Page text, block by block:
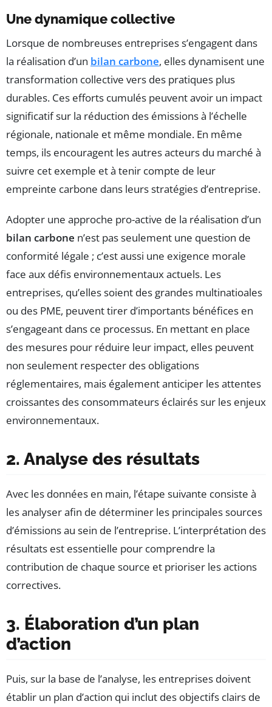
Une dynamique collective
Lorsque de nombreuses entreprises s’engagent dans
la réalisation d’un bilan carbone, elles dynamisent une
transformation collective vers des pratiques plus
durables. Ces efforts cumulés peuvent avoir un impact
significatif sur la réduction des émissions à l’échelle
régionale, nationale et même mondiale. En même
temps, ils encouragent les autres acteurs du marché à
suivre cet exemple et à tenir compte de leur
empreinte carbone dans leurs stratégies d’entreprise.
Adopter une approche pro-active de la réalisation d’un
bilan carbone n’est pas seulement une question de
conformité légale ; c’est aussi une exigence morale
face aux défis environnementaux actuels. Les
entreprises, qu’elles soient des grandes multinatioales
ou des PME, peuvent tirer d’importants bénéfices en
s’engageant dans ce processus. En mettant en place
des mesures pour réduire leur impact, elles peuvent
non seulement respecter des obligations
réglementaires, mais également anticiper les attentes
croissantes des consommateurs éclairés sur les enjeux
environnementaux.
2. Analyse des résultats
Avec les données en main, l’étape suivante consiste à
les analyser afin de déterminer les principales sources
d’émissions au sein de l’entreprise. L’interprétation des
résultats est essentielle pour comprendre la
contribution de chaque source et prioriser les actions
correctives.
3. Élaboration d’un plan
d’action
Puis, sur la base de l’analyse, les entreprises doivent
établir un plan d’action qui inclut des objectifs clairs de